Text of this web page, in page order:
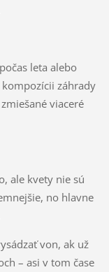
leta alebo
záhrady
viaceré
ale kvety nie sú
no hlavne
von, ak už
– asi v tom čase